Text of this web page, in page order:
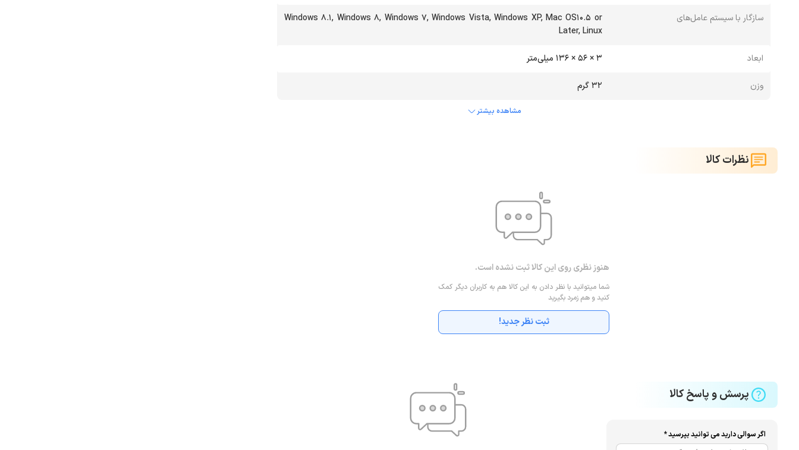
سازگار با سیستم عامل‌های
Windows 8.1, Windows 8, Windows 7, Windows Vista, Windows XP, Mac OS10.5 or
Later, Linux
ابعاد 3 × 56 × 136 میلی‌متر
وزن 32 گرم
مشاهده بیشتر
نظرات کالا
هنوز نظری روی این کالا ثبت نشده است.
شما میتوانید با نظر دادن به این کالا هم به کاربران دیگر کمک
کنید و هم زمرد بگیرید
ثبت نظر جدید!
پرسش و پاسخ کالا
اگر سوالی دارید می توانید بپرسید *